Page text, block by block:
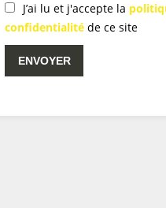
J’ai lu et j'accepte la
confidentialité de ce site
ENVOYER